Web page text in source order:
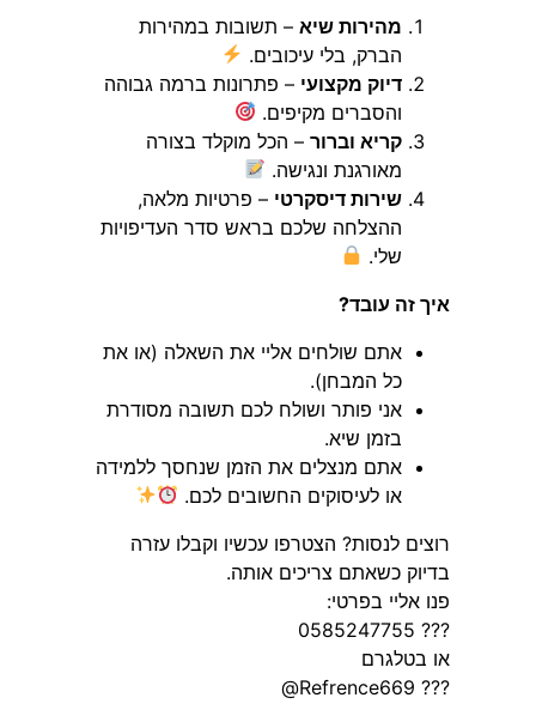
מהירות שיא – תשובות במהירות
הברק, בלי עיכובים.
דיוק מקצועי – פתרונות ברמה גבוהה
והסברים מקיפים.
קריא וברור – הכל מוקלד בצורה
מאורגנת ונגישה.
שירות דיסקרטי – פרטיות מלאה,
ההצלחה שלכם בראש סדר העדיפויות
שלי.
איך זה עובד?
אתם שולחים אליי את השאלה (או את
כל המבחן).
אני פותר ושולח לכם תשובה מסודרת
בזמן שיא.
אתם מנצלים את הזמן שנחסך ללמידה
או לעיסוקים החשובים לכם.
רוצים לנסות? הצטרפו עכשיו וקבלו עזרה
בדיוק כשאתם צריכים אותה.
פנו אליי בפרטי:
??? 0585247755
או בטלגרם
??? Refrence669@